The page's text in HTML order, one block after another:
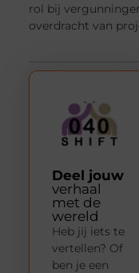
rol bij
overdracht van
Deel jouw
verhaal
met de
wereld
Heb jij iets te
vertellen? Of
ben je een